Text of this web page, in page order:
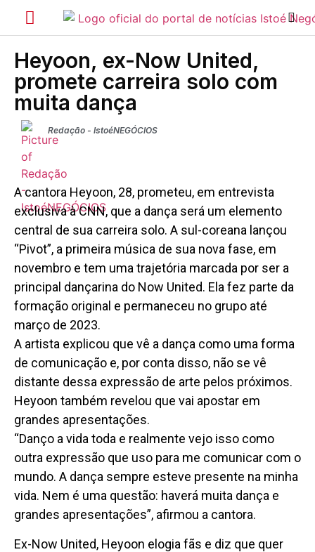
Heyoon, ex-Now United,
promete carreira solo com
muita dança
Redação - IstoéNEGÓCIOS
A cantora Heyoon, 28, prometeu, em entrevista
exclusiva à CNN, que a dança será um elemento
central de sua carreira solo. A sul-coreana lançou
“Pivot”, a primeira música de sua nova fase, em
novembro e tem uma trajetória marcada por ser a
principal dançarina do Now United. Ela fez parte da
formação original e permaneceu no grupo até
março de 2023.
A artista explicou que vê a dança como uma forma
de comunicação e, por conta disso, não se vê
distante dessa expressão de arte pelos próximos.
Heyoon também revelou que vai apostar em
grandes apresentações.
“Danço a vida toda e realmente vejo isso como
outra expressão que uso para me comunicar com o
mundo. A dança sempre esteve presente na minha
vida. Nem é uma questão: haverá muita dança e
grandes apresentações”, afirmou a cantora.
Ex-Now United, Heyoon elogia fãs e diz que quer